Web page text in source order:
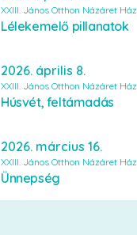
XXIII. János Otthon Názáret Ház
Lélekemelő pillanatok
2026. április 8.
XXIII. János Otthon Názáret Ház
Húsvét, feltámadás
2026. március 16.
XXIII. János Otthon Názáret Ház
Ünnepség